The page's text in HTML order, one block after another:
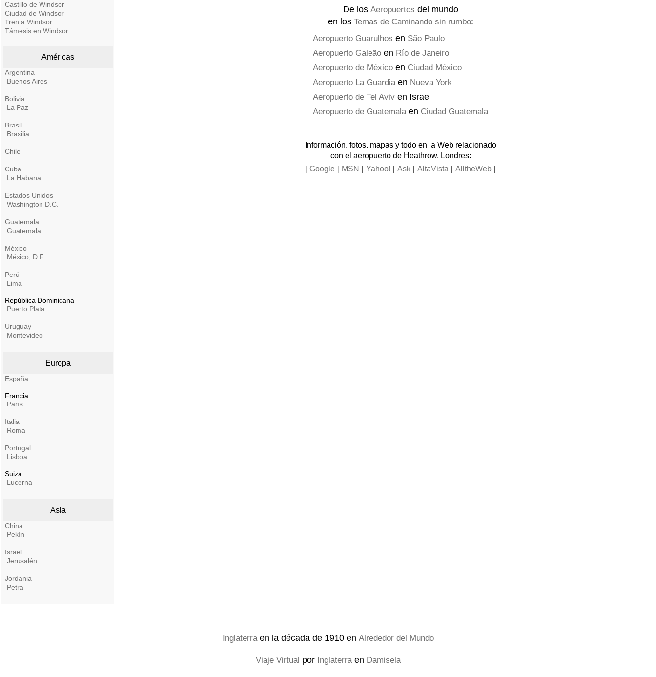
Castillo de Windsor
Ciudad de Windsor
Tren a Windsor
Támesis en Windsor
Américas
Argentina
Buenos Aires
Bolivia
La Paz
Brasil
Brasilia
Chile
Cuba
La Habana
Estados Unidos
Washington D.C.
Guatemala
Guatemala
México
México, D.F.
Perú
Lima
República Dominicana
Puerto Plata
Uruguay
Montevideo
Europa
España
Francia
París
Italia
Roma
Portugal
Lisboa
Suiza
Lucerna
Asia
China
Pekín
Israel
Jerusalén
Jordania
Petra
De los Aeropuertos del mundo
en los Temas de Caminando sin rumbo:
Aeropuerto Guarulhos en São Paulo
Aeropuerto Galeão en Río de Janeiro
Aeropuerto de México en Ciudad México
Aeropuerto La Guardiaen Nueva York
Aeropuerto de Tel Aviv en Israel
Aeropuerto de Guatemalaen Ciudad Guatemala
Información, fotos, mapas y todo en la Web relacionado
con el aeropuerto de Heathrow, Londres:
| Google | MSN | Yahoo! | Ask | AltaVista | AlltheWeb |
Inglaterraen la década de 1910 en Alrededor del Mundo
Viaje Virtual por Inglaterraen Damisela